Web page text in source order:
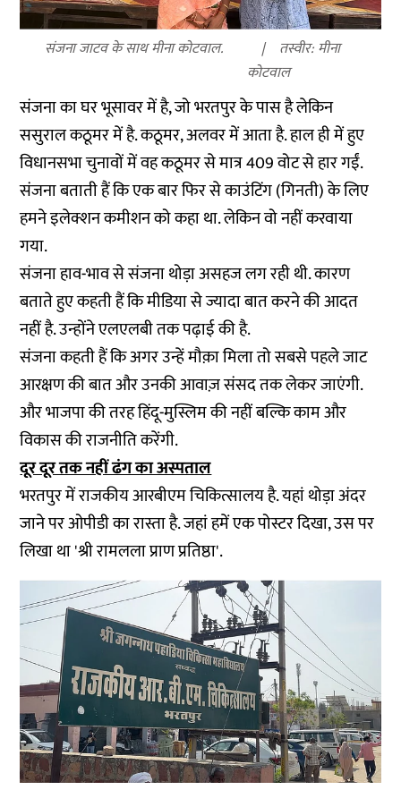
संजना जाटव के साथ मीना कोटवाल.
तस्वीर: मीना
कोटवाल
संजना का घर भूसावर में है, जो भरतपुर के पास है लेकिन
ससुराल कठूमर में है. कठूमर, अलवर में आता है. हाल ही में हुए
विधानसभा चुनावों में वह कठूमर से मात्र 409 वोट से हार गईं.
संजना बताती हैं कि एक बार फिर से काउंटिंग (गिनती) के लिए
हमने इलेक्शन कमीशन को कहा था. लेकिन वो नहीं करवाया
गया.
संजना हाव-भाव से संजना थोड़ा असहज लग रही थी. कारण
बताते हुए कहती हैं कि मीडिया से ज्यादा बात करने की आदत
नहीं है. उन्होंने एलएलबी तक पढ़ाई की है.
संजना कहती हैं कि अगर उन्हें मौक़ा मिला तो सबसे पहले जाट
आरक्षण की बात और उनकी आवाज़ संसद तक लेकर जाएंगी.
और भाजपा की तरह हिंदू-मुस्लिम की नहीं बल्कि काम और
विकास की राजनीति करेंगी.
दूर दूर तक नहीं ढंग का अस्पताल
भरतपुर में राजकीय आरबीएम चिकित्सालय है. यहां थोड़ा अंदर
जाने पर ओपीडी का रास्ता है. जहां हमें एक पोस्टर दिखा, उस पर
लिखा था 'श्री रामलला प्राण प्रतिष्ठा'.